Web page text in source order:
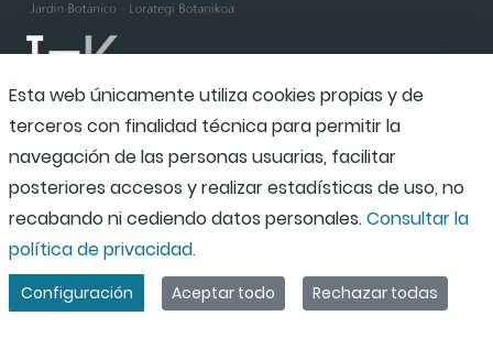
Esta web únicamente utiliza cookies propias y de
terceros con finalidad técnica para permitir la
navegación de las personas usuarias, facilitar
posteriores accesos y realizar estadísticas de uso, no
recabando ni cediendo datos personales.Consultar la
política de privacidad.
Configuración Aceptar todo Rechazar todas